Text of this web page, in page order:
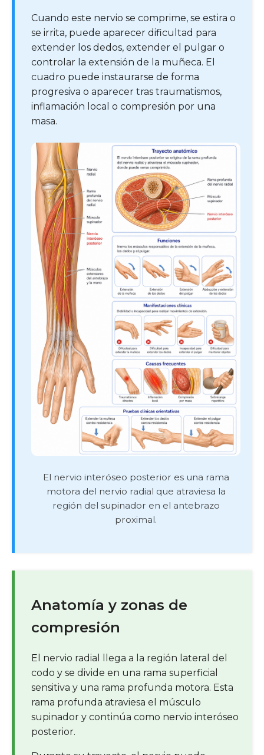
Cuando este nervio se comprime, se estira o
se irrita, puede aparecer dificultad para
extender los dedos, extender el pulgar o
controlar la extensión de la muñeca. El
cuadro puede instaurarse de forma
progresiva o aparecer tras traumatismos,
inflamación local o compresión por una
masa.
El nervio interóseo posterior es una rama
motora del nervio radial que atraviesa la
región del supinador en el antebrazo
proximal.
Anatomía y zonas de
compresión
El nervio radial llega a la región lateral del
codo y se divide en una rama superficial
sensitiva y una rama profunda motora. Esta
rama profunda atraviesa el músculo
supinador y continúa como nervio interóseo
posterior.